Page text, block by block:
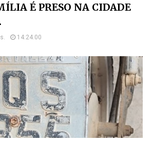
É PRESO NA CIDADE
14:24:00